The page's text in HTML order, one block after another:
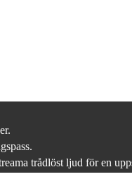
trådlöst ljud för en